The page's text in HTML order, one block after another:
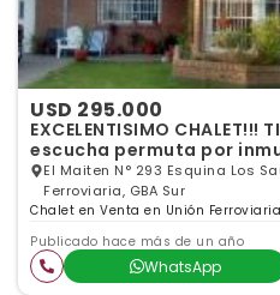
USD 295.000
EXCELENTISIMO CHALET!!!
escucha permuta por
El Maiten N° 293 Esquina Los
Ferroviaria, GBA Sur
Chalet en Venta en Unión
Publicado hace más de un año
WhatsApp